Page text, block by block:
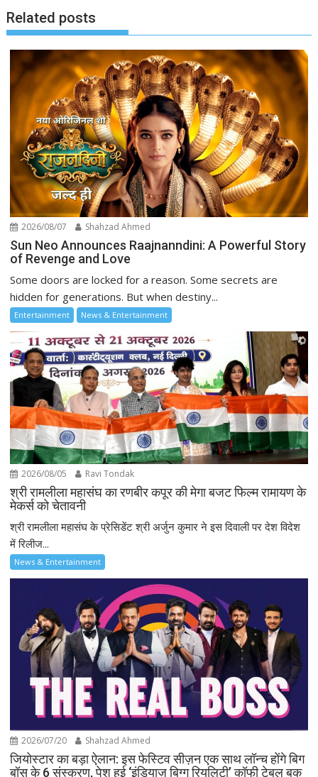
Related posts
2026/08/07 Shahzad Ahmed
Sun Neo Announces Raajnanndini: A Powerful Story
of Revenge and Love
Some doors are locked for a reason. Some secrets are
hidden for generations. But when destiny...
Entertainment News & Entertainment
2026/08/05 Ravi Tondak
श्री रामलीला महासंघ का रणबीर कपूर की मेगा बजट फिल्म रामायण के
मेकर्स को चेतावनी
श्री रामलीला महासंघ के प्रेसिडेंट श्री अर्जुन कुमार ने इस दिवाली पर देश विदेश
में रिलीज...
News & Entertainment
2026/07/20 Shahzad Ahmed
जियोस्टार का बड़ा ऐलान: इस फेस्टिव सीज़न एक साथ लॉन्च होंगे बिग
बॉस के 6 संस्करण, पेश हुई ‘इंडियाज़ बिग्ग रियलिटी’ कॉफी टेबल बुक